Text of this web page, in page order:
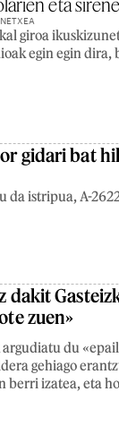
giroa
egin egin
gidari bat
da istripua, A-
dakit
zuen»
du
gehiago
berri izatea, eta